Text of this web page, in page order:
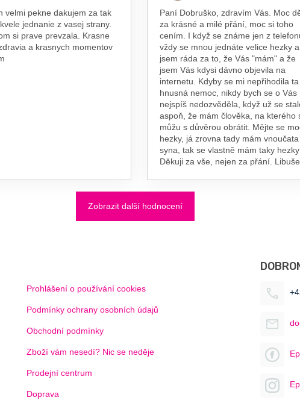
velmi pekne dakujem za tak
jednanie z vasej strany.
si prave prevzala. Krasne
a krasnych momentov
Paní Dobruško, zdravím Vás. Moc
za krásné a milé přání, moc si toho
cením. I když se známe jen z
vždy se mnou jednáte velice hezky a
jsem ráda za to, že Vás "mám" a že
jsem Vás kdysi dávno objevila na
internetu. Kdyby se mi nepřihodila ta
hnusná nemoc, nikdy bych se o Vás
nejspíš nedozvěděla, když už se
aspoň, že mám člověka, na kterého
můžu s důvěrou obrátit. Mějte se
hezky, já zrovna tady mám
syna, tak se vlastně mám taky
Děkuji za vše, nejen za přání. Libuše.
Zobrazit další hodnocení
Prohlášení o používání cookies
Podmínky ochrany osobních údajů
Obchodní podmínky
Zboží vám nesedí? Nic se neděje
Prodejní centrum
Doprava